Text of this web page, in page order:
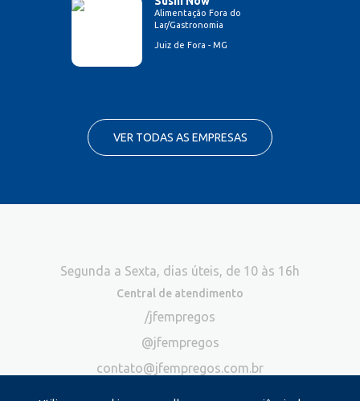
Alimentação Fora do
Lar/Gastronomia
Juiz de Fora - MG
VER TODAS AS EMPRESAS
Segunda a Sexta, dias úteis, de 10 às 16h
Central de atendimento
/jfempregos
@jfempregos
contato@jfempregos.com.br